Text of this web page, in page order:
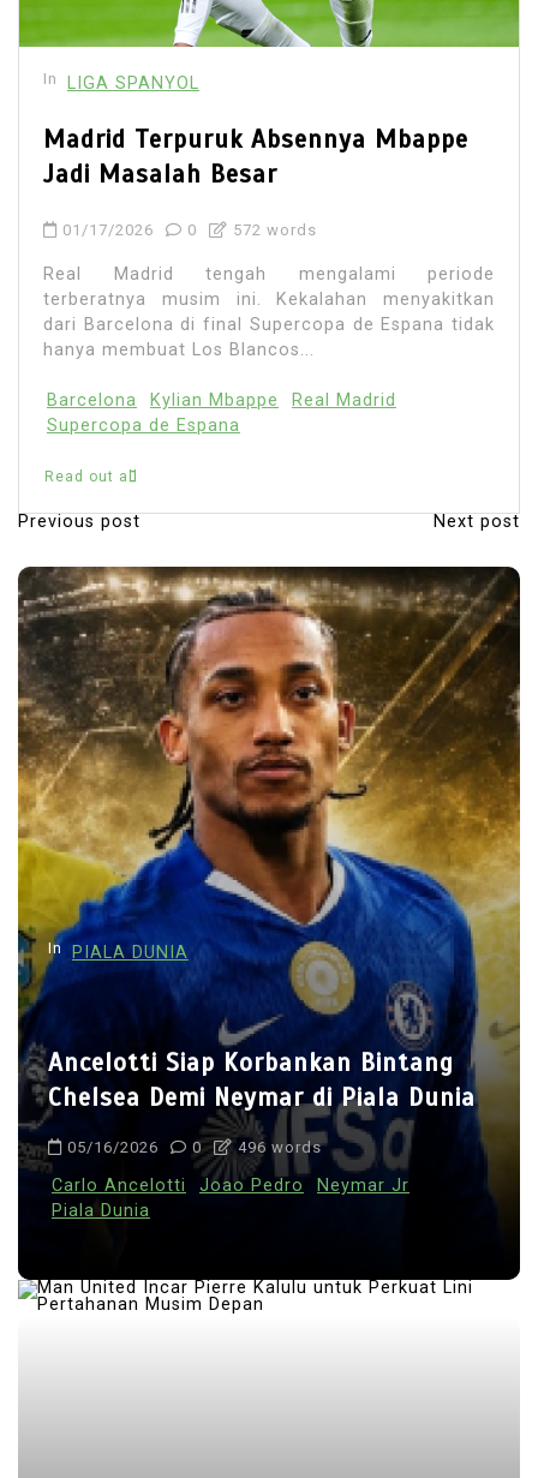
In LIGA SPANYOL
Madrid Terpuruk Absennya Mbappe
Jadi Masalah Besar
01/17/2026 0 572 words
Real Madrid tengah mengalami periode
terberatnya musim ini. Kekalahan menyakitkan
dari Barcelona di final Supercopa de Espana tidak
hanya membuat Los Blancos...
Barcelona Kylian Mbappe
Real Madrid
Supercopa de Espana
Read out all
P
o
s
t
n
a
v
i
g
a
i
o
n
Previous post Next post
In PIALA DUNIA
Ancelotti Siap Korbankan Bintang
Chelsea Demi Neymar di Piala Dunia
05/16/2026 0 496 words
Carlo Ancelotti Joao Pedro
Neymar Jr
Piala Dunia